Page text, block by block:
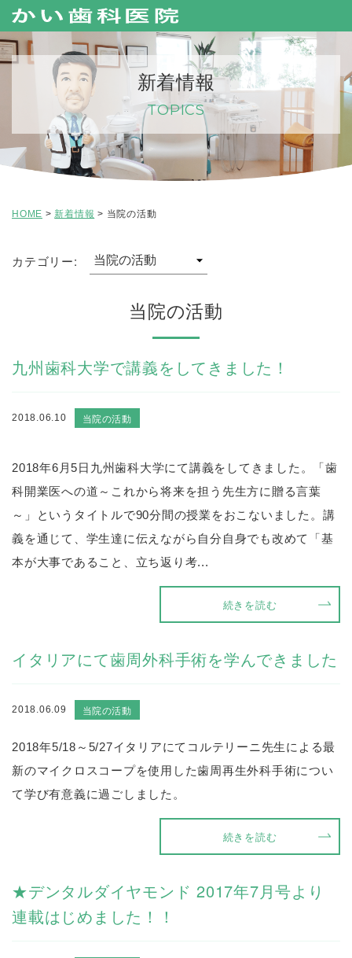
新着情報
TOPICS
HOME > 新着情報 > 当院の活動
カテゴリー:
当院の活動
九州歯科大学で講義をしてきました！
2018.06.10 当院の活動
2018年6月5日九州歯科大学にて講義をしてきました。「歯
科開業医への道～これから将来を担う先生方に贈る言葉
～」というタイトルで90分間の授業をおこないました。講
義を通じて、学生達に伝えながら自分自身でも改めて「基
本が大事であること、立ち返り考...
続きを読む
イタリアにて歯周外科手術を学んできました
2018.06.09 当院の活動
2018年5/18～5/27イタリアにてコルテリーニ先生による最
新のマイクロスコープを使用した歯周再生外科手術につい
て学び有意義に過ごしました。
続きを読む
★デンタルダイヤモンド 2017年7月号より
連載はじめました！！